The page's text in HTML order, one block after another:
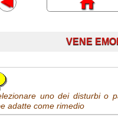
VENE
uno dei disturbi o
adatte come rimedio